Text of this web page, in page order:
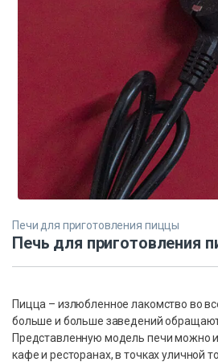
Печи для приготовления пиццы
Печь для приготовления
Пицца – излюбленное лакомство во
больше и больше заведений
Представленную модель печи можно
кафе и ресторанах, в точках уличной